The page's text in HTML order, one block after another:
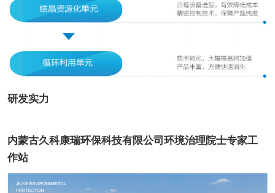
研发实力
内蒙古久科康瑞环保科技有限公司环境治理院士专家工
作站